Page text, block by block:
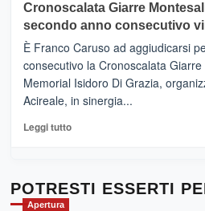
tra
sapori
vicoli
medievali
Mondello
(Palermo)
–
“E
adesso
Pasta
–
Sicilia
l’
evento
Cronoscalata Giarre
secondo anno consecutivo
È Franco Caruso ad aggiudicarsi
consecutivo la Cronoscalata
Memorial Isidoro Di Grazia,
Acireale, in sinergia...
Leggi tuttoLeggi
Cronoscalata
POTRESTI ESSERTI
Apertura